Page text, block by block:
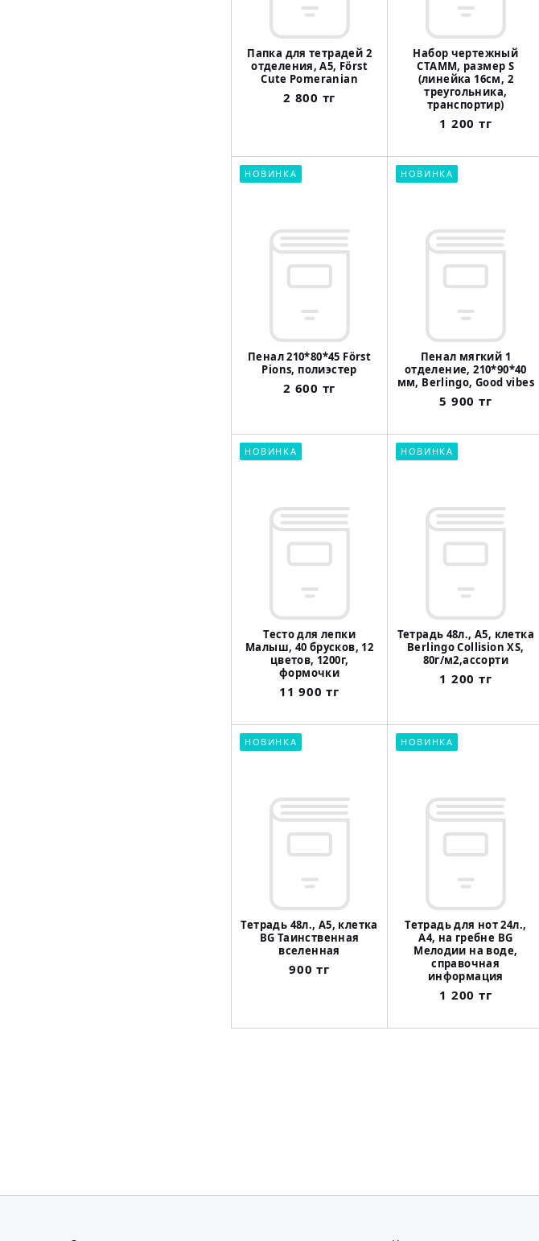
Папка для тетрадей 2
отделения, А5, Först
Cute Pomeranian
2 800 тг
Набор чертежный
СТАММ, размер S
(линейка 16см, 2
треугольника,
транспортир)
1 200 тг
НОВИНКА
Пенал 210*80*45 Först
Pions, полиэстер
2 600 тг
НОВИНКА
Пенал мягкий 1
отделение, 210*90*40
мм, Berlingo, Good vibes
5 900 тг
НОВИНКА
Тесто для лепки
Малыш, 40 брусков, 12
цветов, 1200г,
формочки
11 900 тг
НОВИНКА
Тетрадь 48л., A5, клетка
Berlingo Collision XS,
80г/м2,ассорти
1 200 тг
НОВИНКА
Тетрадь 48л., А5, клетка
BG Таинственная
вселенная
900 тг
НОВИНКА
Тетрадь для нот 24л.,
А4, на гребне BG
Мелодии на воде,
справочная
информация
1 200 тг